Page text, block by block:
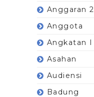
Anggaran
Anggota
Angkatan I
Asahan
Audiensi
Badung